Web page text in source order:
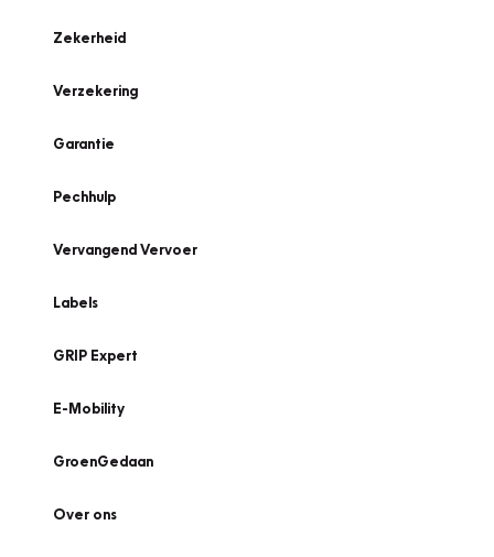
Zekerheid
Verzekering
Garantie
Pechhulp
Vervangend Vervoer
Labels
GRIP Expert
E-Mobility
GroenGedaan
Over ons